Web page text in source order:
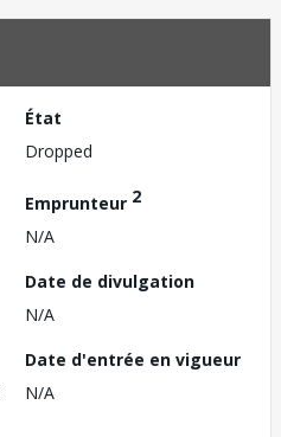
État
Dropped
Emprunteur 2
N/A
Date de divulgation
N/A
Date d'entrée en vigueur
N/A